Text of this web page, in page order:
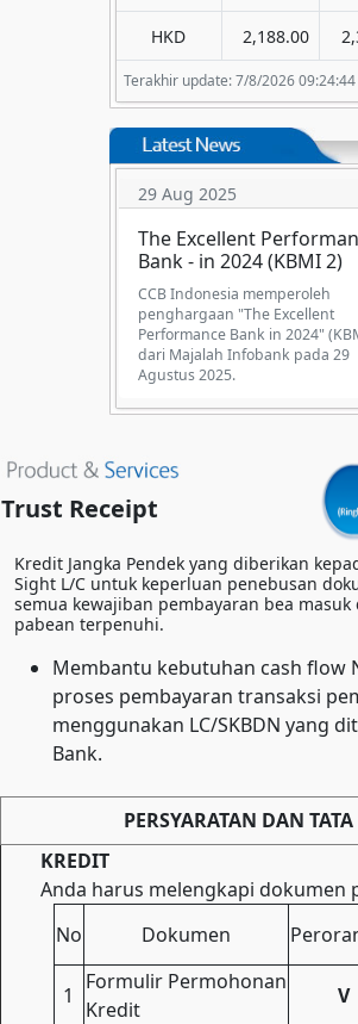
Terakhir update: 7/8/2026 09:24:44
HKD 2,188.00
29 Aug 2025
The Excellent
Bank - in 2024 (KBMI 2)
CCB Indonesia memperoleh
penghargaan "The Excellent
Performance Bank in 2024"
dari Majalah Infobank pada 29
Agustus 2025.
Trust Receipt
Kredit Jangka Pendek yang diberikan
Sight L/C untuk keperluan penebusan
semua kewajiban pembayaran bea masuk
pabean terpenuhi.
Membantu kebutuhan cash flow
proses pembayaran transaksi
menggunakan LC/SKBDN yang
Bank.
PERSYARATAN DAN
KREDIT
Anda harus melengkapi dokumen
No
Dokumen
1
Formulir Permohonan
Kredit
V